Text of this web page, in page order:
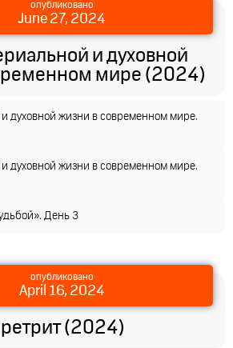
опубликовано
June 27, 2024
и духовной
мире (2024)
духовной жизни в современном мире.
духовной жизни в современном мире.
День 3
опубликовано
April 16, 2024
(2024)